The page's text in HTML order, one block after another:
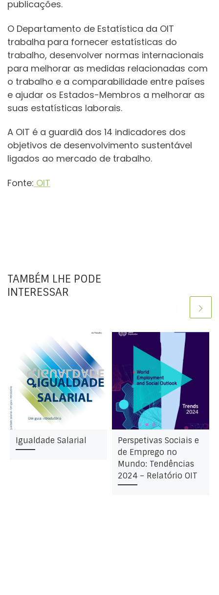
publicações.
O Departamento de Estatística da OIT
trabalha para fornecer estatísticas do
trabalho, desenvolver normas internacionais
para melhorar as medidas relacionadas com
o trabalho e a comparabilidade entre países
e ajudar os Estados-Membros a melhorar as
suas estatísticas laborais.
A OIT é a guardiã dos 14 indicadores dos
objetivos de desenvolvimento sustentável
ligados ao mercado de trabalho.
Fonte: OIT
TAMBÉM LHE PODE
INTERESSAR
Igualdade Salarial
Perspetivas Sociais e
de Emprego no
Mundo: Tendências
2024 – Relatório OIT